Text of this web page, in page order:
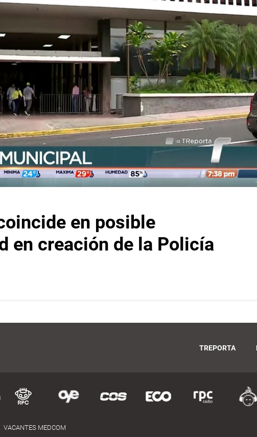
en posible
en creación de la Policía
TREPORTA
VACANTES MEDCOM